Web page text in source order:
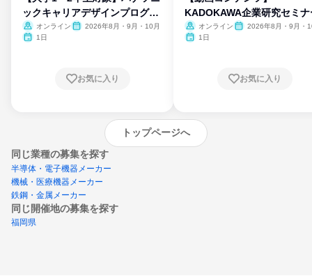
ックキャリアデザインプログラ
ム
オンライン
2026年8月・9月・10月
1日
お気に入り
KADOKAWA企業研究セミナ
オンライン
2026年8月・9月・
1日
お気に入り
トップページへ
同じ業種の募集を探す
半導体・電子機器メーカー
機械・医療機器メーカー
鉄鋼・金属メーカー
同じ開催地の募集を探す
福岡県